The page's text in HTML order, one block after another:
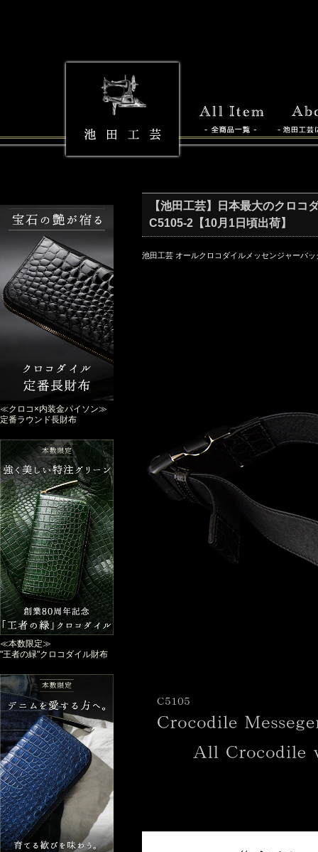
≪クロコ×内装金パイソン≫
定番ラウンド長財布
≪本数限定≫
"王者の緑"クロコダイル財布
【池田工芸】日本最大のクロ
C5105-2【10月1日頃出荷】
池田工芸 オールクロコダイルメッセンジャーバッ